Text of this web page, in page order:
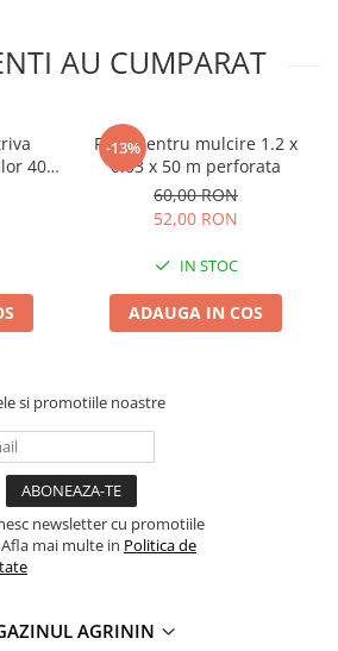
AU CUMPARAT
400
-13%
Folie pentru mulcire 1.2 x
0.03 x 50 m perforata
60,00 RON
52,00 RON
IN STOC
ADAUGA IN COS
si promotiile noastre
newsletter cu promotiile
mai multe in Politica de
AGRININ